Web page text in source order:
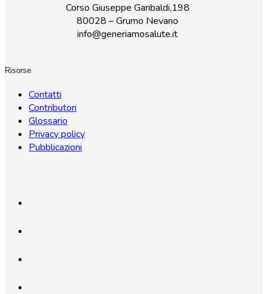
Corso Giuseppe Garibaldi,198
80028 – Grumo Nevano
info@generiamosalute.it
Risorse
Contatti
Contributori
Glossario
Privacy policy
Pubblicazioni